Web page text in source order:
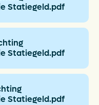
Statiegeld.pdf
Statiegeld.pdf
Statiegeld.pdf